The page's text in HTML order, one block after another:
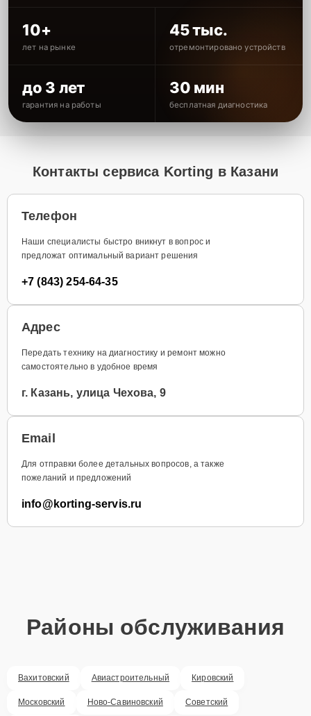
10+
лет на рынке
45 тыс.
отремонтировано устройств
до 3 лет
гарантия на работы
30 мин
бесплатная диагностика
Контакты сервиса Korting в Казани
Телефон
Наши специалисты быстро вникнут в вопрос и
предложат оптимальный вариант решения
+7 (843) 254-64-35
Адрес
Передать технику на диагностику и ремонт можно
самостоятельно в удобное время
г. Казань, улица Чехова, 9
Email
Для отправки более детальных вопросов, а также
пожеланий и предложений
info@korting-servis.ru
Районы обслуживания
Вахитовский Авиастроительный Кировский
Московский Ново-Савиновский Советский